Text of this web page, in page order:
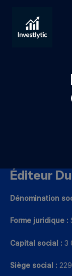
contenu
Éditeur
Dénomination
Forme juridique :
Capital social : 3
Siège social :